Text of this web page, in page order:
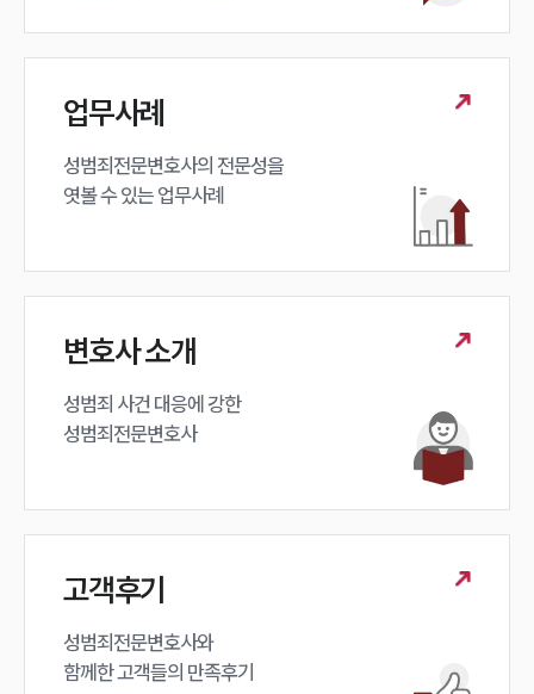
업무사례
성범죄전문변호사의 전문성을
엿볼 수 있는 업무사례
변호사 소개
성범죄 사건 대응에 강한
성범죄전문변호사
고객후기
성범죄전문변호사와
함께한 고객들의 만족후기